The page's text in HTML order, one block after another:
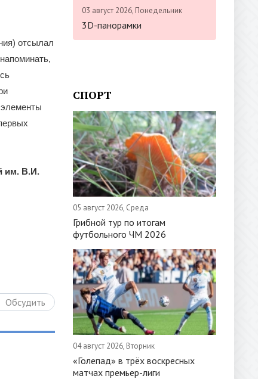
отсылал
элементы
им. В.И.
Обсудить
03 август 2026, Понедельник
3D-панорамки
СПОРТ
05 август 2026, Среда
Грибной тур по итогам
футбольного ЧМ 2026
04 август 2026, Вторник
«Голепад» в трёх воскресных
матчах премьер-лиги